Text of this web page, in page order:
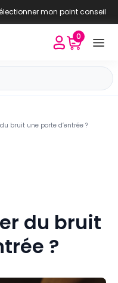
mon point conseil
0
bruit une porte d’entrée ?
du bruit
?